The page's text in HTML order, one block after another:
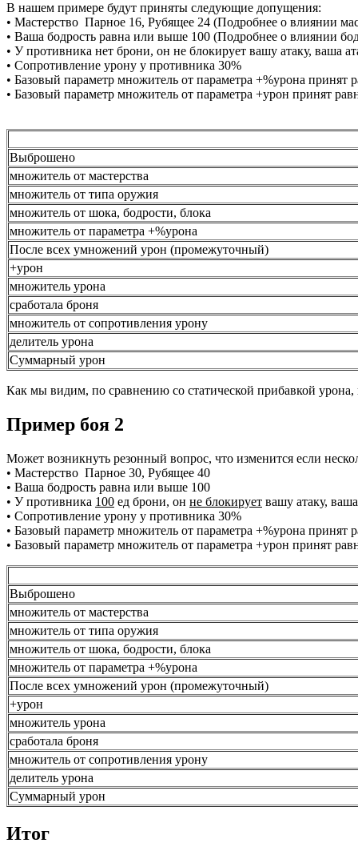
В нашем примере будут приняты следующие допущения:
• Мастерство Парное 16, Рубящее 24 (Подробнее о влиянии
• Ваша бодрость равна или выше 100 (Подробнее о влиянии
• У противника нет брони, он не блокирует вашу атаку, ваша
• Сопротивление урону у противника 30%
• Базовый параметр множитель от параметра +%урона принят
• Базовый параметр множитель от параметра +урон принят
Выброшено
множитель от мастерства
множитель от типа оружия
множитель от шока, бодрости, блока
множитель от параметра +%урона
После всех умножений урон (промежуточный)
+урон
множитель урона
сработала броня
множитель от сопротивления урону
делитель урона
Суммарный урон
Как мы видим, по сравнению со статической прибавкой
Пример боя 2
Может возникнуть резонный вопрос, что изменится если
• Мастерство Парное 30, Рубящее 40
• Ваша бодрость равна или выше 100
• У противника 100 ед брони, он не блокирует вашу атаку, ваша
• Сопротивление урону у противника 30%
• Базовый параметр множитель от параметра +%урона принят
• Базовый параметр множитель от параметра +урон принят
Выброшено
множитель от мастерства
множитель от типа оружия
множитель от шока, бодрости, блока
множитель от параметра +%урона
После всех умножений урон (промежуточный)
+урон
множитель урона
сработала броня
множитель от сопротивления урону
делитель урона
Суммарный урон
Итог